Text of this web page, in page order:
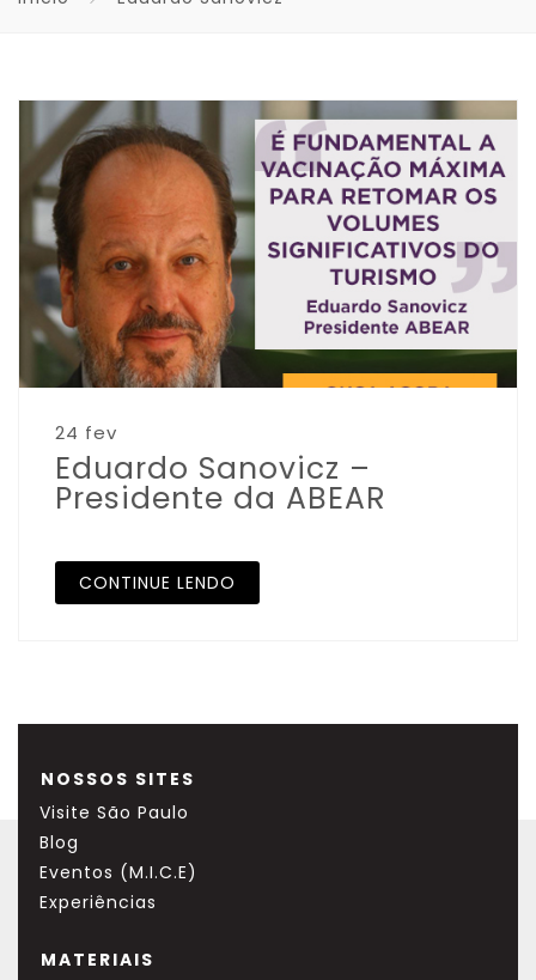
24 fev
Eduardo Sanovicz –
Presidente da ABEAR
CONTINUE LENDO
NOSSOS SITES
Visite São Paulo
Blog
Eventos (M.I.C.E)
Experiências
MATERIAIS